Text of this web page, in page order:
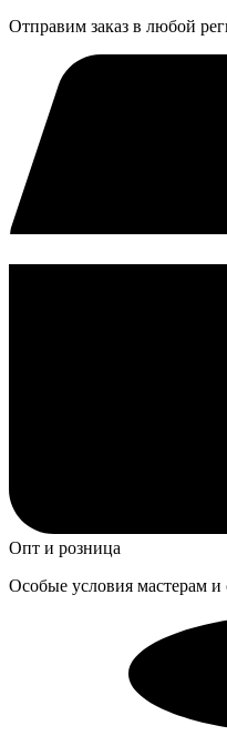
Отправим заказ в любой
Опт и розница
Особые условия мастерам